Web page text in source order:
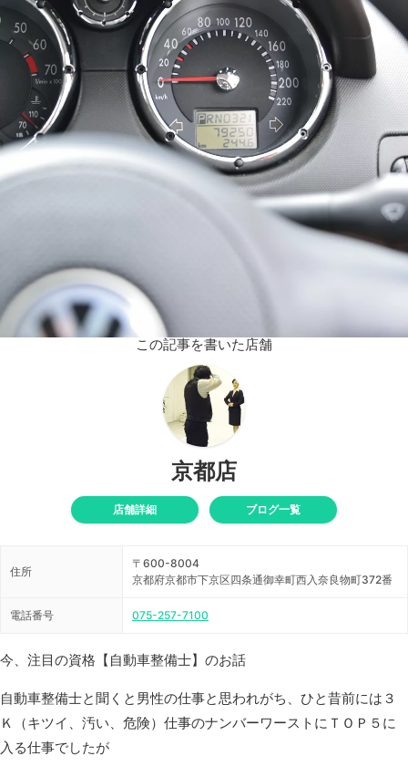
この記事を書いた店舗
京都店
店舗詳細 ブログ一覧
住所
〒600-8004
京都府京都市下京区四条通御幸町西入奈良物町372番
電話番号 075-257-7100
今、注目の資格【自動車整備士】のお話
自動車整備士と聞くと男性の仕事と思われがち、ひと昔前には３
Ｋ（キツイ、汚い、危険）仕事のナンバーワーストにＴＯＰ５に
入る仕事でしたが